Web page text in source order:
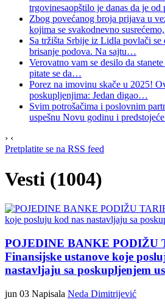
trgovinesaopštilo je danas da je od
Zbog povećanog broja prijava u
kojima se svakodnevno susrećemo,
Sa tržišta Srbije iz Lidla povlači se
brisanje podova. Na sajtu…
Verovatno vam se desilo da
pitate se da…
Porez na imovinu skače u 2025!
poskupljenjima: Jedan digao…
Svim potrošačima i poslovnim
uspešnu Novu godinu i
› ‹
Pretplatite se na RSS feed
Vesti (1004)
POJEDINE BANKE PODIŽU
Finansijske ustanove koje
nastavljaju sa poskupljenjem
jun 03 Napisala Neda Dimitrijević